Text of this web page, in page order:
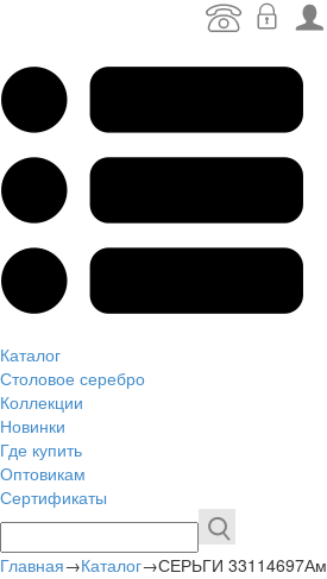
Каталог
Столовое серебро
Коллекции
Новинки
Где купить
Оптовикам
Сертификаты
Главная→Каталог→СЕРЬГИ 33114697Ам